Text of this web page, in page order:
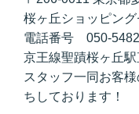
桜ヶ丘ショッピン
電話番号 050-
京王線聖蹟桜ヶ丘
スタッフ一同お客
ちしております！